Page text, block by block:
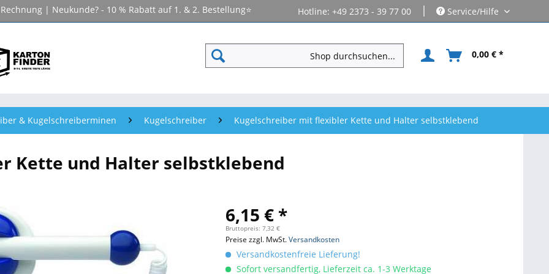
| Neukunde? - 10 % Rabatt auf 1. & 2. Bestellung⭐ Hotline: +49 2373 - 39 77 00 | Service/Hilfe
0,00 € *
& Kugelschreiberminen Kugelschreiber Kugelschreiber mit flexibler Kette und Halter selbstklebend
Kette und Halter selbstklebend
6,15 € *
Bruttopreis: 7,32 €
Preise zzgl. MwSt.Versandkosten
Versandkostenfreie Lieferung!
Sofort versandfertig, Lieferzeit ca. 1-3 Werktage